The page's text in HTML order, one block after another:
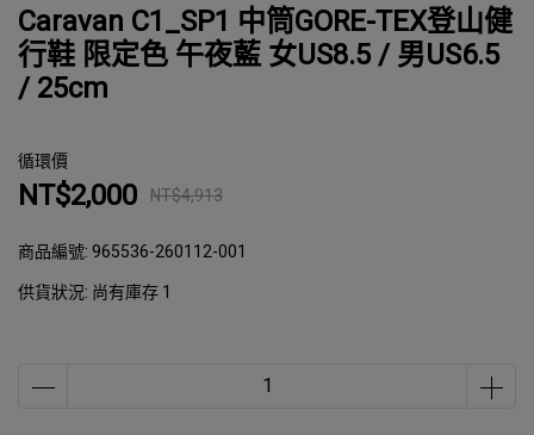
Caravan C1_SP1 中筒GORE-TEX登山健
行鞋 限定色 午夜藍 女US8.5 / 男US6.5
/ 25cm
循環價
NT$2,000 NT$4,913
商品編號:965536-260112-001
供貨狀況: 尚有庫存 1